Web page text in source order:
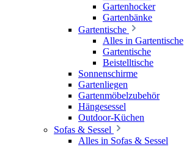
Gartenhocker
Gartenbänke
Gartentische
Alles in Gartentische
Gartentische
Beistelltische
Sonnenschirme
Gartenliegen
Gartenmöbelzubehör
Hängesessel
Outdoor-Küchen
Sofas & Sessel
Alles in Sofas & Sessel